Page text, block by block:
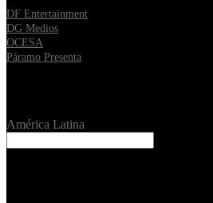
DF Entertainment
DG Medios
OCESA
Páramo Presenta
América Latina